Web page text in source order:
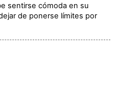
sentirse cómoda en su
de ponerse límites por